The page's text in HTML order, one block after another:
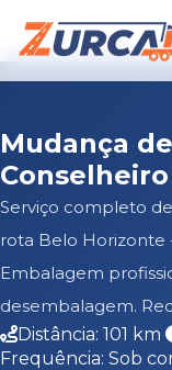
Mudança
Serviço completo
rota Belo Horizonte
Embalagem
desembalagem.
Distância: 101 km
Frequência: Sob